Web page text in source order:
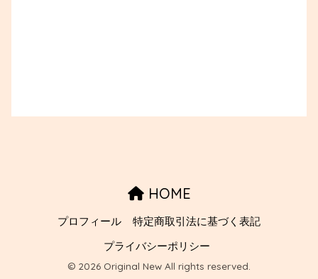
HOME
プロフィール 特定商取引法に基づく表記
プライバシーポリシー
© 2026 Original New All rights reserved.